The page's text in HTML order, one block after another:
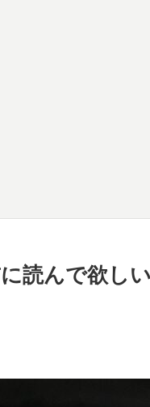
読んで欲し